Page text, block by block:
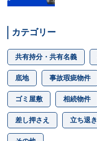
カテゴリー
共有持分・共有名義
底地 事故瑕疵物件
ゴミ屋敷 相続物件
差し押さえ 立ち退き